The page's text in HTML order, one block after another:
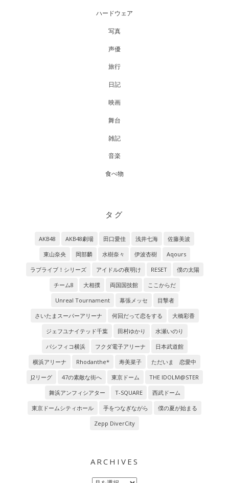
ハードウェア
写真
声優
旅行
日記
映画
舞台
雑記
音楽
食べ物
タグ
AKB48 AKB48劇場 田口愛佳 浅井七海
佐藤美波
東山奈央
岡部麟 水樹奈々 伊波杏樹
Aqours
ラブライブ！シリーズ
アイドルの夜明け RESET
僕の太陽
チーム8
大相撲 両国国技館
ここからだ
Unreal Tournament
幕張メッセ
目撃者
さいたまスーパーアリーナ
何回だって恋をする
大橋彩香
ジェフユナイテッド千葉
田村ゆかり
水瀬いのり
パシフィコ横浜
フクダ電子アリーナ
日本武道館
横浜アリーナ
Rhodanthe* 寿美菜子
ただいま 恋愛中
J2リーグ
47の素敵な街へ 東京ドーム
THE IDOLM@STER
舞浜アンフィシアター
T-SQUARE
西武ドーム
東京ドームシティホール
手をつなぎながら
僕の夏が始まる
Zepp DiverCity
ARCHIVES
Archives